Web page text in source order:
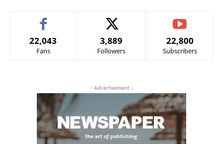
22,043
Fans
3,889
Followers
22,800
Subscribers
- Advertisement -